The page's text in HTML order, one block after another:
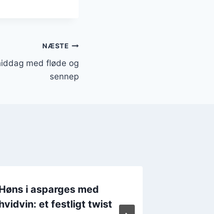
NÆSTE
med fløde og
sennep
i asparges med
et festligt twist